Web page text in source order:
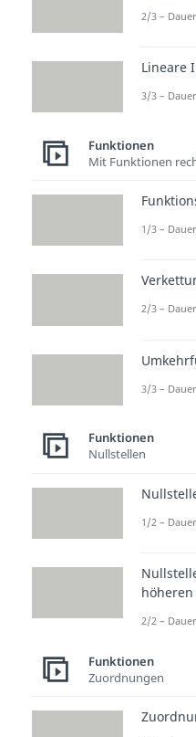
2/3 –
Lineare
3/3 –
Funktionen
Mit Funktionen
1/3 –
2/3 –
3/3 –
Funktionen
Nullstellen
1/2 –
höheren
2/2 –
Funktionen
Zuordnungen